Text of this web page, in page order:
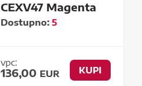
CEXV47 Magenta
Dostupno:5
vpc:
136,00 EUR KUPI